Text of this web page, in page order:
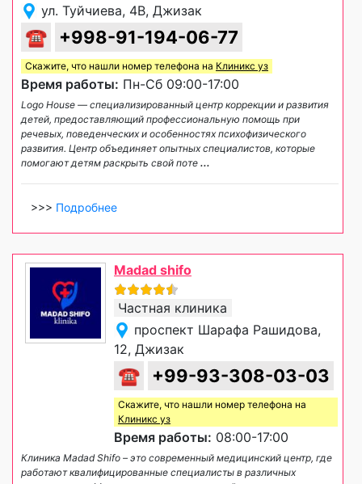
ул. Туйчиева, 4В, Джизак
☎ +998-91-194-06-77
Скажите, что нашли номер телефона на Клиникс уз
Время работы: Пн-Сб 09:00-17:00
Logo House — специализированный центр коррекции и развития
детей, предоставляющий профессиональную помощь при
речевых, поведенческих и особенностях психофизического
развития. Центр объединяет опытных специалистов, которые
помогают детям раскрыть свой поте ...
>>> Подробнее
Madad shifo
Частная клиника
проспект Шарафа Рашидова,
12, Джизак
☎ +99-93-308-03-03
Скажите, что нашли номер телефона на
Клиникс уз
Время работы: 08:00-17:00
Клиника Madad Shifo – это современный медицинский центр, где
работают квалифицированные специалисты в различных